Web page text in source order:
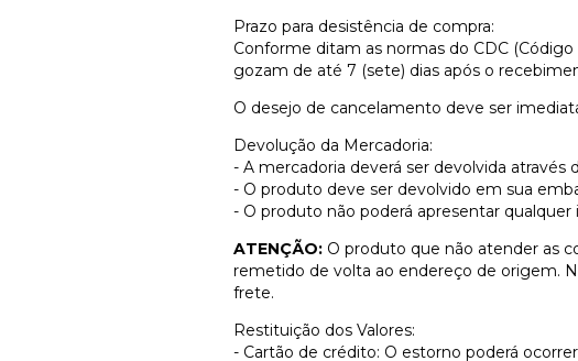
Prazo para desistência de compra:
Conforme ditam as normas do CDC
gozam de até 7 (sete) dias após o
O desejo de cancelamento deve ser
Devolução da Mercadoria:
- A mercadoria deverá ser devolvida
- O produto deve ser devolvido em sua
- O produto não poderá apresentar qualquer
ATENÇÃO: O produto que não atender as
remetido de volta ao endereço de origem.
frete.
Restituição dos Valores:
- Cartão de crédito: O estorno poderá